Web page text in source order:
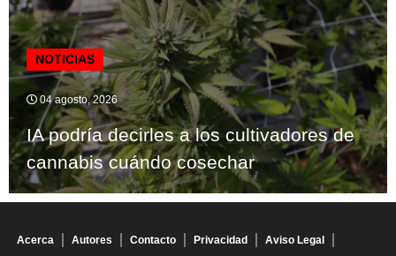
NOTICIAS
04 agosto, 2026
IA podría decirles a los cultivadores de
cannabis cuándo cosechar
Acerca Autores Contacto Privacidad Aviso Legal